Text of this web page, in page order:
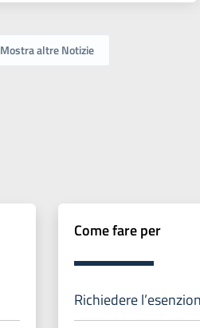
Mostra altre Notizie
Come fare per
Richiedere